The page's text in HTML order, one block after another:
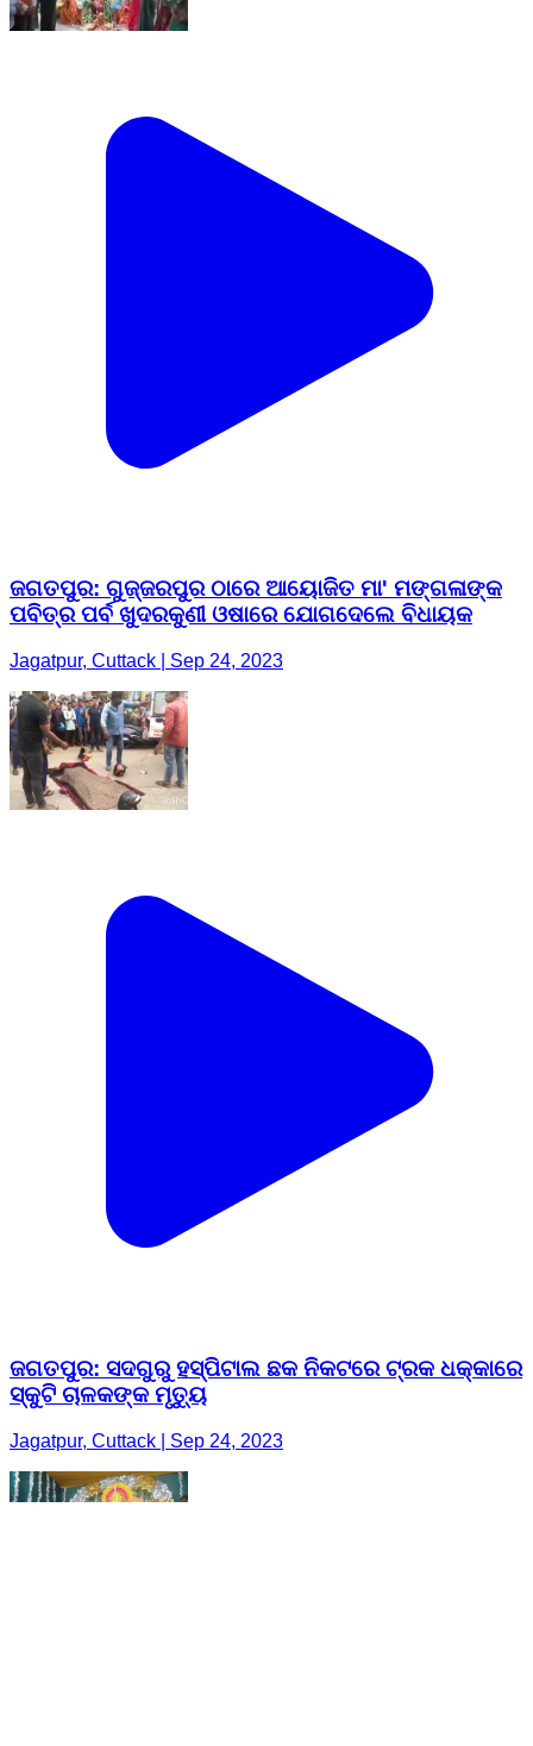
ଜଗତପୁର: ଗୁଜ୍ଜରପୁର ଠାରେ ଆୟୋଜିତ ମା' ମଙ୍ଗଳାଙ୍କ
ପବିତ୍ର ପର୍ବ ଖୁଦରକୁଣୀ ଓଷାରେ ଯୋଗଦେଲେ ବିଧାୟକ
Jagatpur, Cuttack | Sep 24, 2023
ଜଗତପୁର: ସଦଗୁରୁ ହସ୍ପିଟାଲ ଛକ ନିକଟରେ ଟ୍ରକ ଧକ୍କାରେ
ସ୍କୁଟି ଚାଳକଙ୍କ ମୃତ୍ୟୁ
Jagatpur, Cuttack | Sep 24, 2023